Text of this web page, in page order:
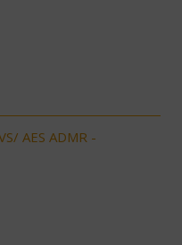
AES ADMR -